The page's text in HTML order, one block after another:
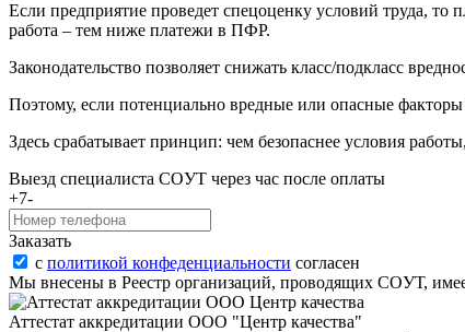
Если предприятие проведет спецоценку условий труда,
работа – тем ниже платежи в ПФР.
Законодательство позволяет снижать класс/подкласс
Поэтому, если потенциально вредные или опасные
Здесь срабатывает принцип: чем безопаснее условия
Выезд специалиста COУТ через час после оплаты
+7-
Заказать
с политикой конфеденциальности согласен
Мы внесены в Реестр организаций, проводящих COУТ,
Аттестат аккредитации ООО "Центр качества"